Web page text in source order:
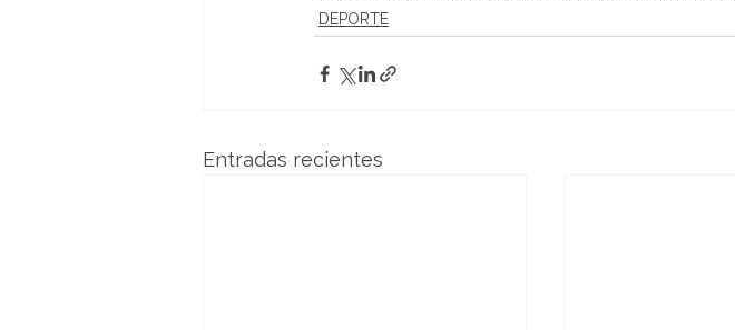
DEPORTE
Entradas recientes